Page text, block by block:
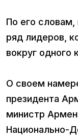
По его словам,
ряд лидеров,
вокруг одного
О своем
президента
министр
Национально-